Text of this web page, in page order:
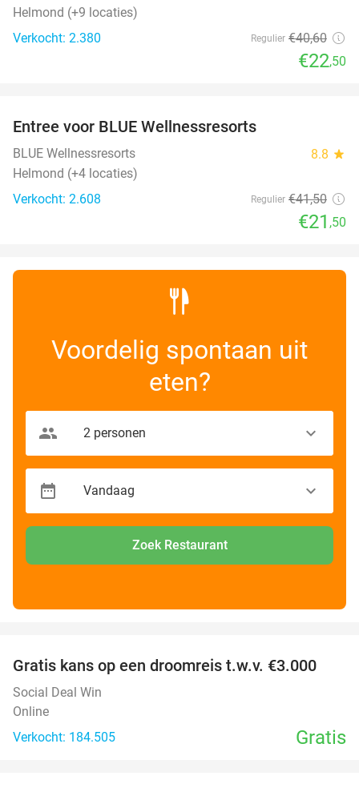
Helmond (+9 locaties)
Verkocht: 2.380
Regulier €40,60
€22,50
Entree voor BLUE Wellnessresorts
BLUE Wellnessresorts 8.8 star
Helmond (+4 locaties)
Verkocht: 2.608
Regulier €41,50
€21 ,50
Voordelig spontaan uit
eten?
Zoek Restaurant
Gratis kans op een droomreis t.w.v. €3.000
Social Deal Win
Online
Verkocht: 184.505
Gratis